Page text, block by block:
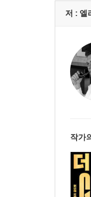
저 : 엘
작가